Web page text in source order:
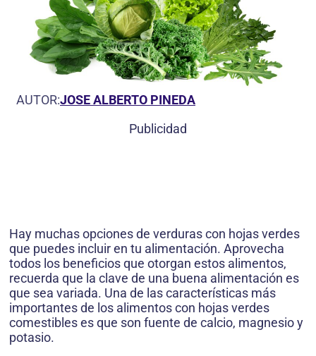
AUTOR:JOSE ALBERTO PINEDA
Publicidad
Hay muchas opciones de verduras con hojas verdes
que puedes incluir en tu alimentación. Aprovecha
todos los beneficios que otorgan estos alimentos,
recuerda que la clave de una buena alimentación es
que sea variada. Una de las características más
importantes de los alimentos con hojas verdes
comestibles es que son fuente de calcio, magnesio y
potasio.